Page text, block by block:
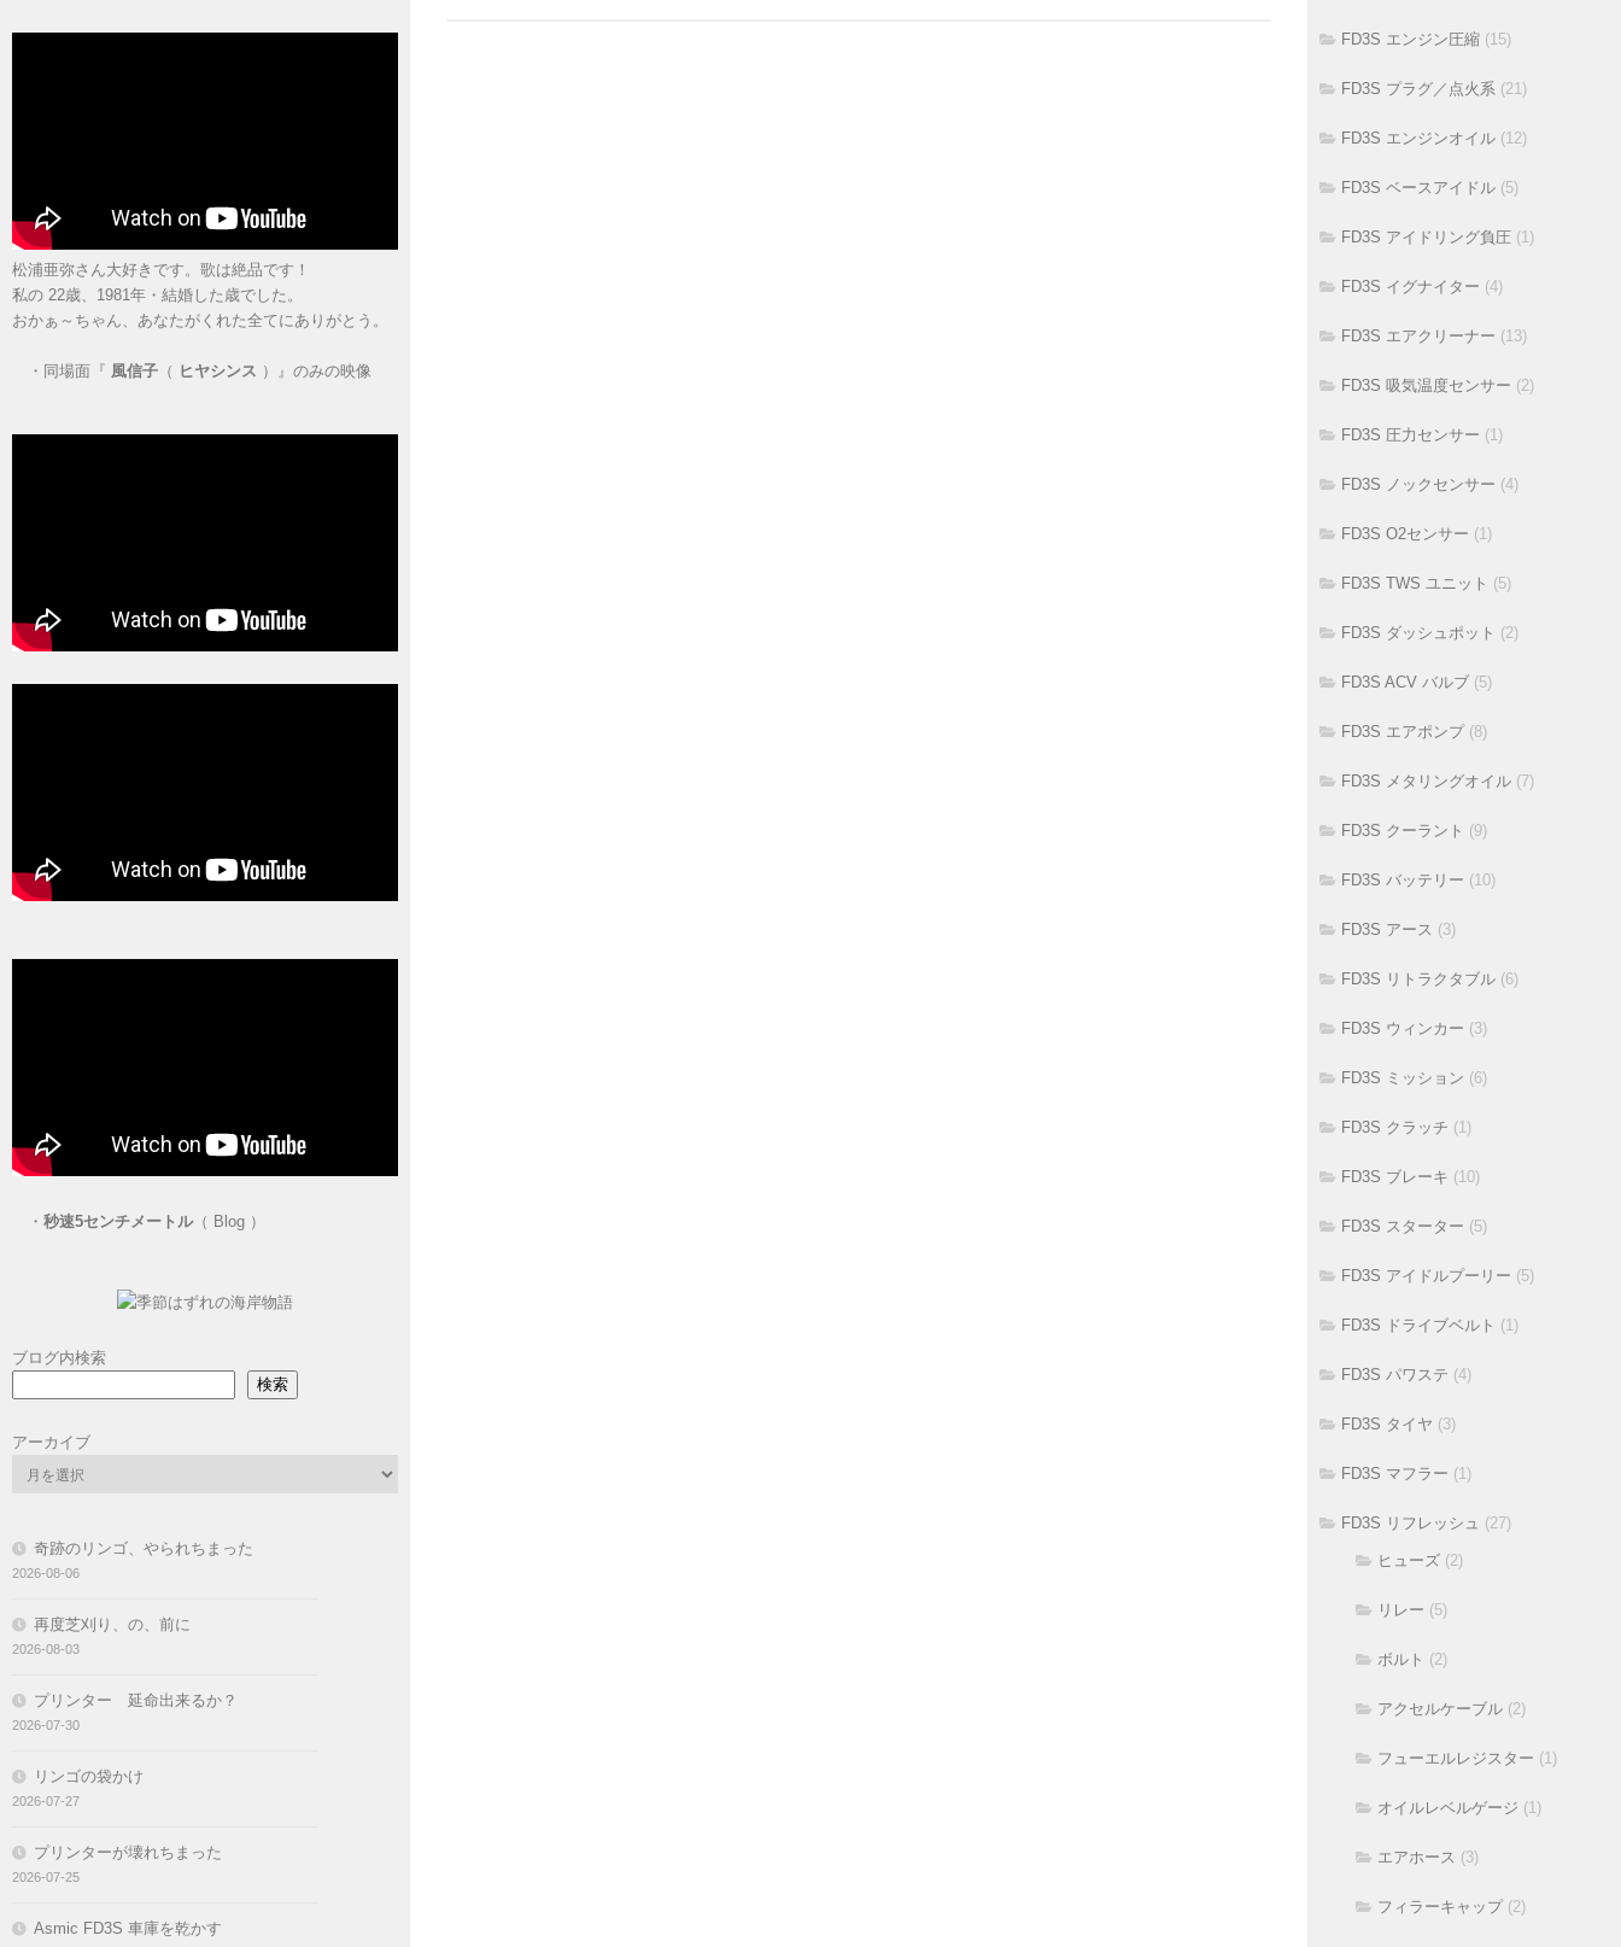
松浦亜弥さん大好きです。歌は絶品です！
私の 22歳、1981年・結婚した歳でした。
おかぁ～ちゃん、あなたがくれた全てにありがとう。
・ 同場面『 風信子 （ ヒヤシンス ）』のみの映像
・ 秒速5センチメートル（ Blog ）
ブログ内検索
検索
アーカイブ
奇跡のリンゴ、やられちまった
2026-08-06
再度芝刈り、の、前に
2026-08-03
プリンター 延命出来るか？
2026-07-30
リンゴの袋かけ
2026-07-27
プリンターが壊れちまった
2026-07-25
Asmic FD3S 車庫を乾かす
FD3S エンジン圧縮 (15)
FD3S プラグ／点火系 (21)
FD3S エンジンオイル (12)
FD3S ベースアイドル (5)
FD3S アイドリング負圧 (1)
FD3S イグナイター (4)
FD3S エアクリーナー (13)
FD3S 吸気温度センサー (2)
FD3S 圧力センサー (1)
FD3S ノックセンサー (4)
FD3S O2センサー (1)
FD3S TWS ユニット (5)
FD3S ダッシュポット (2)
FD3S ACV バルブ (5)
FD3S エアポンプ(8)
FD3S メタリングオイル (7)
FD3S クーラント (9)
FD3S バッテリー (10)
FD3S アース (3)
FD3S リトラクタブル (6)
FD3S ウィンカー (3)
FD3S ミッション (6)
FD3S クラッチ (1)
FD3S ブレーキ (10)
FD3S スターター (5)
FD3S アイドルプーリー (5)
FD3S ドライブベルト (1)
FD3S パワステ (4)
FD3S タイヤ (3)
FD3S マフラー (1)
FD3S リフレッシュ (27)
ヒューズ (2)
リレー (5)
ボルト (2)
アクセルケーブル (2)
フューエルレジスター (1)
オイルレベルゲージ (1)
エアホース (3)
フィラーキャップ(2)